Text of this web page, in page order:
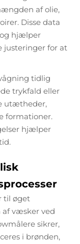
af olie,
Disse data
hjælper
justeringer for at
tidlig
trykfald eller
utætheder,
formationer.
hjælper
til øget
væsker ved
sikrer,
i brønden,